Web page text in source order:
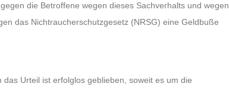
die Betroffene wegen dieses Sachverhalts und wegen
das Nichtraucherschutzgesetz (NRSG) eine Geldbuße
Urteil ist erfolglos geblieben, soweit es um die